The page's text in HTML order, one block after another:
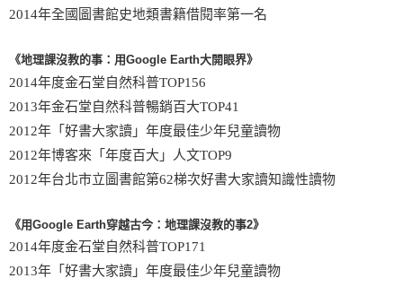
2014年全國圖書館史地類書籍借閱率第一名
《地理課沒教的事：用Google Earth大開眼界》
2014年度金石堂自然科普TOP156
2013年金石堂自然科普暢銷百大TOP41
2012年「好書大家讀」年度最佳少年兒童讀物
2012年博客來「年度百大」人文TOP9
2012年台北市立圖書館第62梯次好書大家讀知識性讀物
《用Google Earth穿越古今：地理課沒教的事2》
2014年度金石堂自然科普TOP171
2013年「好書大家讀」年度最佳少年兒童讀物